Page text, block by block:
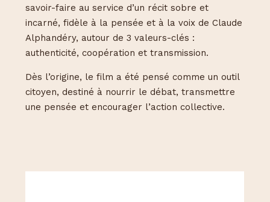
savoir-faire au service d’un récit sobre et
incarné, fidèle à la pensée et à la voix de Claude
Alphandéry, autour de 3 valeurs-clés :
authenticité, coopération et transmission.
Dès l’origine, le film a été pensé comme un outil
citoyen, destiné à nourrir le débat, transmettre
une pensée et encourager l’action collective.